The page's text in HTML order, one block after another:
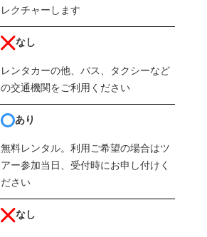
レクチャーします
なし
レンタカーの他、バス、タクシーなど
の交通機関をご利用ください
あり
無料レンタル。利用ご希望の場合はツ
アー参加当日、受付時にお申し付けく
ださい
なし